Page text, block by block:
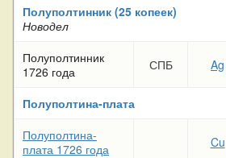
Полуполтинник (25 копеек)
Новодел
Полуполтинник
1726 года
СПБ Ag
Полуполтина-плата
Полуполтина-
плата 1726 года
Cu